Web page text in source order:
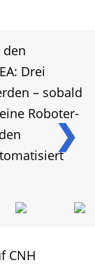
❯
den
Drei
– sobald
Roboter-
CNH